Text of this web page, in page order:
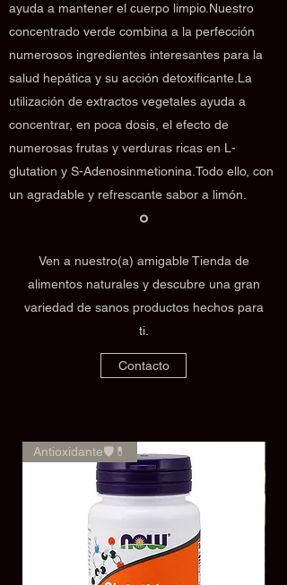
Ven a nuestro(a) amigable Tienda de
alimentos naturales y descubre una gran
variedad de sanos productos hechos para
ti.
Contacto
ayuda a mantener el cuerpo limpio.Nuestro
concentrado verde combina a la perfección
numerosos ingredientes interesantes para la
salud hepática y su acción detoxificante.La
utilización de extractos vegetales ayuda a
concentrar, en poca dosis, el efecto de
numerosas frutas y verduras ricas en L-
glutation y S-Adenosinmetionina.Todo ello, con
un agradable y refrescante sabor a limón.
Antioxidante🛡️💊